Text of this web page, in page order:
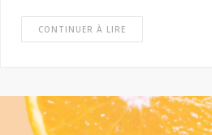
CONTINUER À LIRE